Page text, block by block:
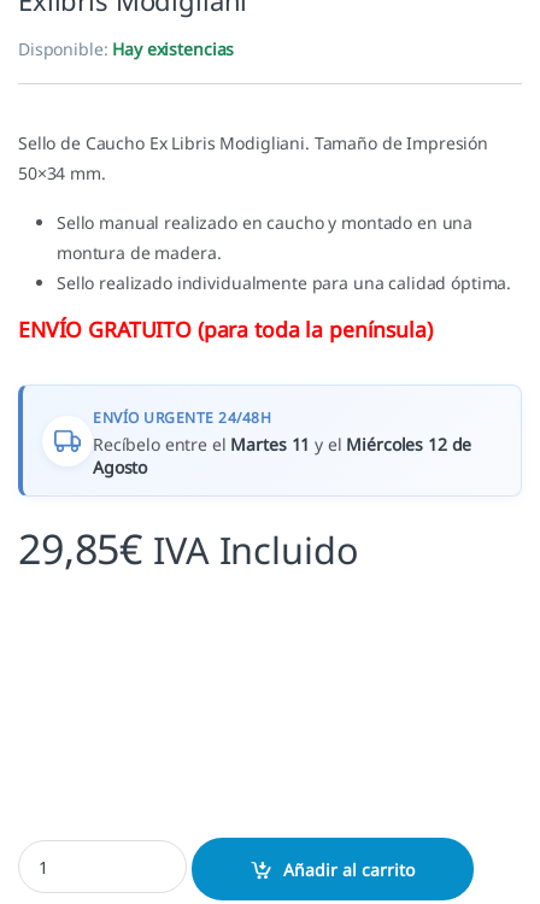
Disponible: Hay existencias
Sello de Caucho Ex Libris Modigliani. Tamaño de Impresión
50×34 mm.
Sello manual realizado en caucho y montado en una
montura de madera.
Sello realizado individualmente para una calidad óptima.
ENVÍO GRATUITO (para toda la península)
ENVÍO URGENTE 24/48H
Recíbelo entre el Martes 11 y el Miércoles 12 de
Agosto
29,85€ IVA Incluido
Exlibris Modigliani cantidad
Añadir al carrito